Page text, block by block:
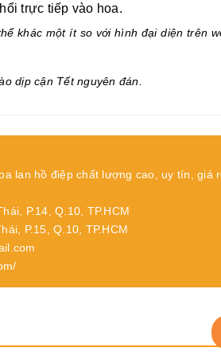
trực tiếp vào hoa.
khác một ít so với hình đại diện trên
dịp cận Tết nguyên đán.
lan hồ điệp chất lượng cao, uy tín, giá
P.14, Q.10, TP.HCM
P.15, Q.10, TP.HCM